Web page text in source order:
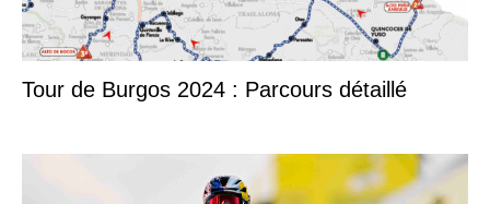
Tour de Burgos 2024 : Parcours détaillé